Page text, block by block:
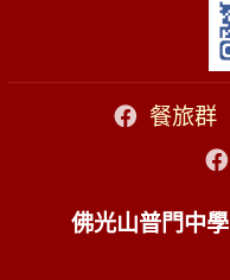
餐旅群
佛光山普門中學